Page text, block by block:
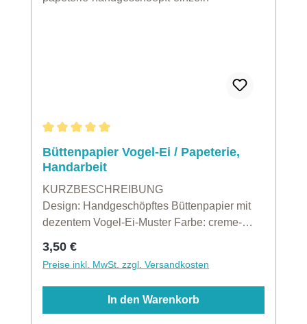
Büttenpapier Vogel-Ei / Papeterie,
Handarbeit
KURZBESCHREIBUNG
Design: Handgeschöpftes Büttenpapier mit
dezentem Vogel-Ei-Muster Farbe: creme-
A4 (21,0 x 29,7 cm)Inhalt: 1 Blatt ★ Unser
TippDas Büttenpapier "Vogel-Ei" wird vom
Papiermacher in traditioneller Handarbeit
hergestellt und eignet sich hervorragend für
Regulärer Preis:
3,50 €
Preise inkl. MwSt. zzgl. Versandkosten
In den Warenkorb